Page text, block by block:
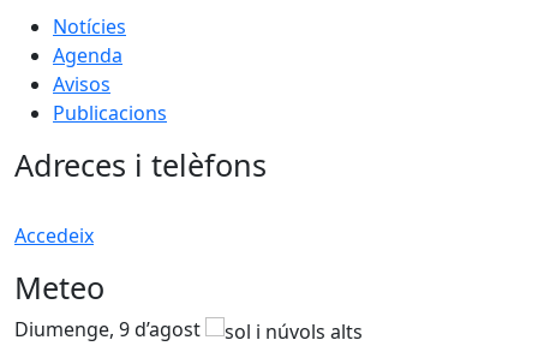
Notícies
Agenda
Avisos
Publicacions
Adreces i telèfons
Accedeix
Meteo
Diumenge, 9 d’agost